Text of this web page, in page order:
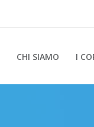
CHI SIAMO I